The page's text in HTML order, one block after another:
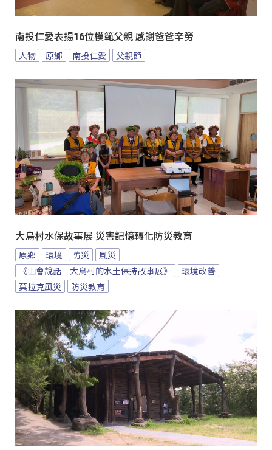
南投仁愛表揚16位模範父親 感謝爸爸辛勞
人物 原鄉 南投仁愛 父親節
大鳥村水保故事展 災害記憶轉化防災教育
原鄉 環境 防災
風災
《山會說話－大鳥村的水土保持故事展》
環境改善
莫拉克風災
防災教育